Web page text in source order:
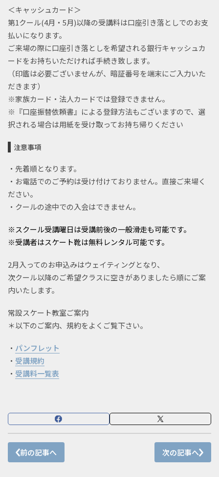
＜キャッシュカード＞
第1クール(4月・5月)以降の受講料は口座引き落としでのお支
払いになります。
ご来場の際に口座引き落としを希望される銀行キャッシュカ
ードをお持ちいただければ手続き致します。
（印鑑は必要ございませんが、暗証番号を端末にご入力いた
だきます）
※家族カード・法人カードでは登録できません。
※『口座振替依頼書』による登録方法もございますので、選
択される場合は用紙を受け取ってお持ち帰りください
注意事項
・先着順となります。
・お電話でのご予約は受け付けておりません。直接ご来場く
ださい。
・クールの途中での入会はできません。
※スクール受講曜日は受講前後の一般滑走も可能です。
※受講者はスケート靴は無料レンタル可能です。
2月入ってのお申込みはウェイティングとなり、
次クール以降のご希望クラスに空きがありましたら順にご案
内いたします。
常設スケート教室ご案内
＊以下のご案内、規約をよくご覧下さい。
・ パンフレット
・ 受講規約
・ 受講料一覧表
前の記事へ 次の記事へ